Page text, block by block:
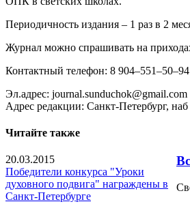
Периодичность издания – 1 раз в 2
Журнал можно спрашивать на
Контактный телефон: 8 904–551–50–94
Эл.адрес: journal.sunduchok@gmail.com
Адрес редакции: Санкт-Петербург,
Читайте также
20.03.2015
Победители конкурса "Уроки
духовного подвига" награждены в
Санкт-Петербурге